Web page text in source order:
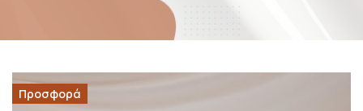
Προσφορά